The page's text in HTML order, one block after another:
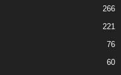
266
221
76
60